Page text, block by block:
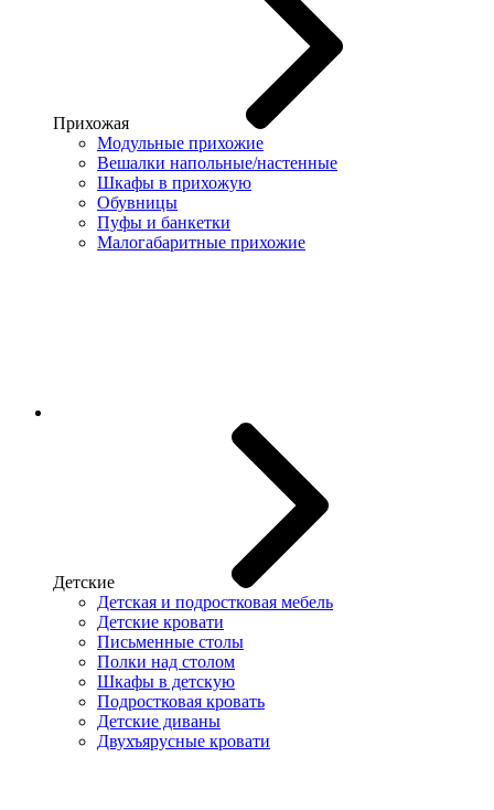
Прихожая
Модульные прихожие
Вешалки напольные/настенные
Шкафы в прихожую
Обувницы
Пуфы и банкетки
Малогабаритные прихожие
Детские
Детская и подростковая мебель
Детские кровати
Письменные столы
Полки над столом
Шкафы в детскую
Подростковая кровать
Детские диваны
Двухъярусные кровати